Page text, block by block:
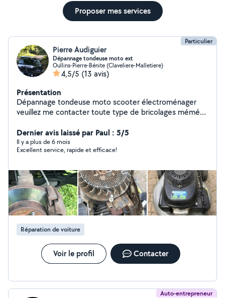
Proposer mes services
Particulier
Pierre Audiguier
Dépannage tondeuse moto ext
Oullins-Pierre-Bénite (Claveliere-Malletiere)
4,5/5 (13 avis)
Présentation
Dépannage tondeuse moto scooter électroménager
veuillez me contacter toute type de bricolages mémé
d'appareil mais pouvant me déplacer dans mon rayon
actuel je peut aussi être votre chauffeur pour vos
courses si véhicule fournis voir cela pour la fin d'année
dans Rayon de déplacement merci
Dernier avis laissé par Paul : 5/5
Il y a plus de 6 mois
Excellent service, rapide et efficace!
Réparation de voiture
Voir le profil Contacter
Auto-entrepreneur